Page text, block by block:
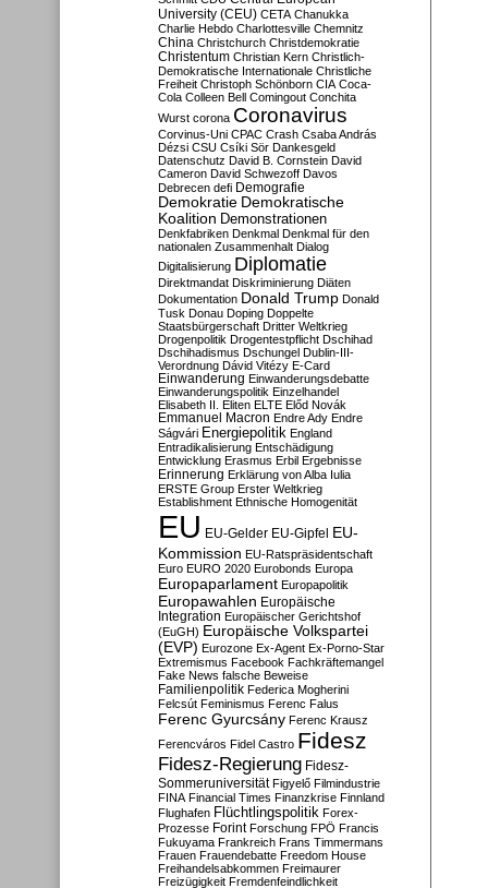
University (CEU) CETA Chanukka
Charlie Hebdo Charlottesville Chemnitz
China Christchurch Christdemokratie
Christentum Christian Kern Christlich-
Demokratische Internationale Christliche
Freiheit Christoph Schönborn CIA Coca-
Cola Colleen Bell Comingout Conchita
Wurst corona Coronavirus
Corvinus-Uni CPAC Crash Csaba András
Dézsi CSU Csíki Sör Dankesgeld
Datenschutz David B. Cornstein David
Cameron David Schwezoff Davos
Debrecen defi Demografie
Demokratie Demokratische
Koalition Demonstrationen
Denkfabriken Denkmal Denkmal für den
nationalen Zusammenhalt Dialog
Digitalisierung Diplomatie
Direktmandat Diskriminierung Diäten
Dokumentation Donald Trump Donald
Tusk Donau Doping Doppelte
Staatsbürgerschaft Dritter Weltkrieg
Drogenpolitik Drogentestpflicht Dschihad
Dschihadismus Dschungel Dublin-III-
Verordnung Dávid Vitézy E-Card
Einwanderung Einwanderungsdebatte
Einwanderungspolitik Einzelhandel
Elisabeth II. Eliten ELTE Előd Novák
Emmanuel Macron Endre Ady Endre
Ságvári Energiepolitik England
Entradikalisierung Entschädigung
Entwicklung Erasmus Erbil Ergebnisse
Erinnerung Erklärung von Alba Iulia
ERSTE Group Erster Weltkrieg
Establishment Ethnische Homogenität
EU EU-Gelder EU-Gipfel EU-
Kommission EU-Ratspräsidentschaft
Euro EURO 2020 Eurobonds Europa
Europaparlament Europapolitik
Europawahlen Europäische
Integration Europäischer Gerichtshof
(EuGH) Europäische Volkspartei
(EVP) Eurozone Ex-Agent Ex-Porno-Star
Extremismus Facebook Fachkräftemangel
Fake News falsche Beweise
Familienpolitik Federica Mogherini
Felcsút Feminismus Ferenc Falus
Ferenc Gyurcsány Ferenc Krausz
Ferencváros Fidel Castro Fidesz
Fidesz-Regierung Fidesz-
Sommeruniversität Figyelő Filmindustrie
FINA Financial Times Finanzkrise Finnland
Flughafen Flüchtlingspolitik Forex-
Prozesse Forint Forschung FPÖ Francis
Fukuyama Frankreich Frans Timmermans
Frauen Frauendebatte Freedom House
Freihandelsabkommen Freimaurer
Freizügigkeit Fremdenfeindlichkeit